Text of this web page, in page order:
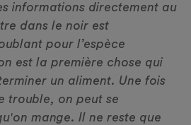
informations directement au
dans le noir est
pour l’espèce
est la première chose qui
un aliment. Une fois
trouble, on peut se
mange. Il ne reste que